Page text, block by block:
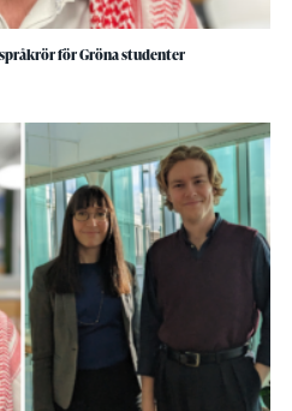
för Gröna studenter